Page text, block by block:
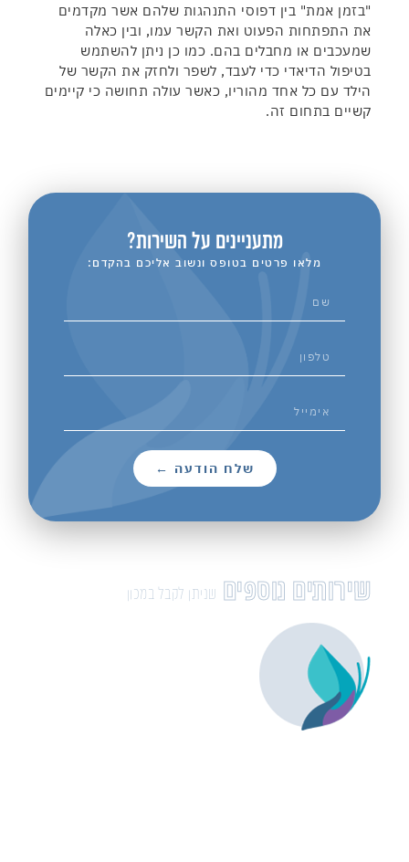
"בזמן אמת" בין דפוסי התנהגות שלהם אשר מקדמים
את התפתחות הפעוט ואת הקשר עמו, ובין כאלה
שמעכבים או מחבלים בהם. כמו כן ניתן להשתמש
בטיפול הדיאדי כדי לעבד, לשפר ולחזק את הקשר של
הילד עם כל אחד מהוריו, כאשר עולה תחושה כי קיימים
קשיים בתחום זה.
מתעניינים על השירות?
מלאו פרטים בטופס ונשוב אליכם בהקדם:
שלח הודעה ←
שירותים נוספים שניתן לקבל במכון